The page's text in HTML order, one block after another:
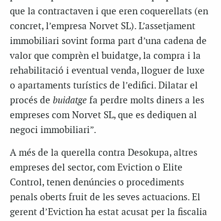
que la contractaven i que eren coquerellats (en
concret, l’empresa Norvet SL). L’assetjament
immobiliari sovint forma part d’una cadena de
valor que comprèn el buidatge, la compra i la
rehabilitació i eventual venda, lloguer de luxe
o apartaments turístics de l’edifici. Dilatar el
procés de buidatge fa perdre molts diners a les
empreses com Norvet SL, que es dediquen al
negoci immobiliari”.
A més de la querella contra Desokupa, altres
empreses del sector, com Eviction o Elite
Control, tenen denúncies o procediments
penals oberts fruit de les seves actuacions. El
gerent d’Eviction ha estat acusat per la fiscalia